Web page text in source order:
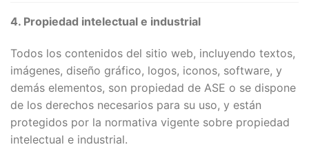
4. Propiedad intelectual e industrial
Todos los contenidos del sitio web, incluyendo textos,
imágenes, diseño gráfico, logos, iconos, software, y
demás elementos, son propiedad de ASE o se dispone
de los derechos necesarios para su uso, y están
protegidos por la normativa vigente sobre propiedad
intelectual e industrial.